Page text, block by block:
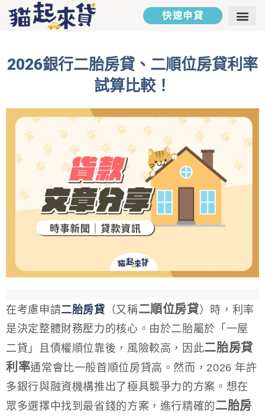
快速申貸
2026銀行二胎房貸、二順位房貸利率
試算比較！
在考慮申請二胎房貸 （又稱二順位房貸）時，利率
是決定整體財務壓力的核心。由於二胎屬於「一屋
二貸」且債權順位靠後，風險較高，因此二胎房貸
利率通常會比一般首順位房貸高。然而，2026 年許
多銀行與融資機構推出了極具競爭力的方案。想在
眾多選擇中找到最省錢的方案，進行精確的二胎房